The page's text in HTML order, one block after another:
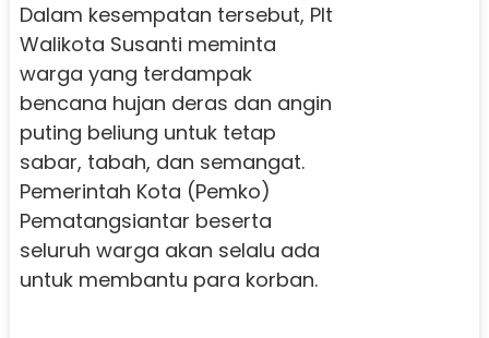
Dalam kesempatan tersebut, Plt
Walikota Susanti meminta
warga yang terdampak
bencana hujan deras dan angin
puting beliung untuk tetap
sabar, tabah, dan semangat.
Pemerintah Kota (Pemko)
Pematangsiantar beserta
seluruh warga akan selalu ada
untuk membantu para korban.